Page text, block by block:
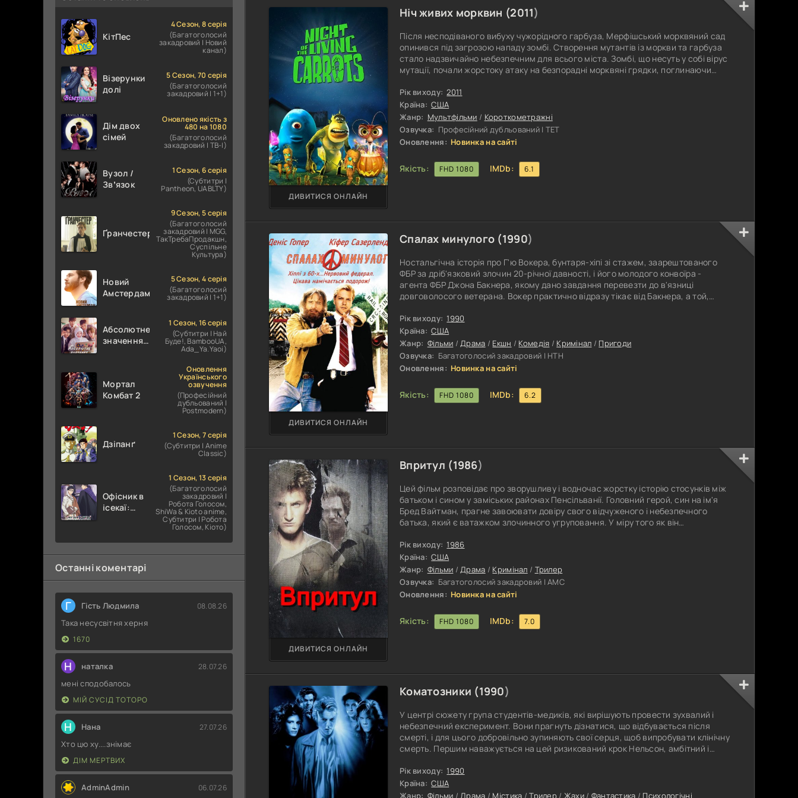
Ніч живих морквин (2011)
Після несподіваного вибуху чужорідного гарбуза, Мерфішський морквяний сад
опинився під загрозою нападу зомбі. Створення мутантів із моркви та гарбуза
стало надзвичайно небезпечним для всього міста. Зомбі, що несуть у собі вірус
мутації, почали жорстоку атаку на безпорадні морквяні грядки, поглинаючи
божевільних подій, змушені були боротися за виживання і захист свого
унікального саду від зловісних зомбі-мутантів.
Рік виходу: 2011
Країна: США
Жанр: Мультфільми / Короткометражні
Озвучка: Професійний дубльований | ТЕТ
Оновлення: Новинка на сайті
Якість: FHD 1080 IMDb: 6.1
ДИВИТИСЯ ОНЛАЙН
Спалах минулого (1990)
Ностальгічна історія про Г'ю Вокера, бунтаря-хіпі зі стажем, заарештованого
ФБР за дріб'язковий злочин 20-річної давності, і його молодого конвоїра -
агента ФБР Джона Бакнера, якому дано завдання перевезти до в'язниці
довговолосого ветерана. Вокер практично відразу тікає від Бакнера, а той,
Рік виходу: 1990
Країна: США
Жанр: Фільми /Драма / Екшн / Комедія / Кримінал / Пригоди
Озвучка: Багатоголосий закадровий | НТН
Оновлення: Новинка на сайті
Якість: FHD 1080 IMDb: 6.2
ДИВИТИСЯ ОНЛАЙН
Впритул (1986)
Цей фільм розповідає про зворушливу і водночас жорстку історію стосунків між
батьком і сином у заміських районах Пенсільванії. Головний герой, син на ім'я
Бред Вайтман, прагне завоювати довіру свого відчуженого і небезпечного
батька, який є ватажком злочинного угруповання. У міру того як він
боку батька і змушений зробити вибір між сімейними зобов'язаннями і своєю
власною совістю. Фільм дає змогу глядачам зануритися в
Рік виходу: 1986
Країна: США
Жанр: Фільми /Драма / Кримінал / Трилер
Озвучка: Багатоголосий закадровий | АМС
Оновлення: Новинка на сайті
Якість: FHD 1080 IMDb: 7.0
ДИВИТИСЯ ОНЛАЙН
Коматозники (1990)
У центрі сюжету група студентів-медиків, які вирішують провести зухвалий і
небезпечний експеримент. Вони прагнуть дізнатися, що відбувається після
смерті, і для цього добровільно зупиняють свої серця, щоб випробувати клінічну
смерть. Першим наважується на цей ризикований крок Нельсон, амбітний і
клінічної смерті, його бачення і переживання починають турбувати інших членів
групи. Натхненні його досвідом, інші студенти -
Рік виходу: 1990
Країна: США
Жанр: Фільми / Драма / Містика /Трилер/ Жахи/ Фантастика / Психологічні
КітПес
4 Сезон, 8 серія
(Багатоголосий
закадровий | Новий
канал)
Візерунки
долі
5 Сезон, 70 серія
(Багатоголосий
закадровий | 1+1)
Дім двох
сімей
Оновлено якість з
480 на 1080
(Багатоголосий
закадровий | ТВ-І)
Вузол /
Звʼязок
1 Сезон, 6 серія
(Субтитри |
Pantheon, UABLTY)
Ґранчестер
9 Сезон, 5 серія
(Багатоголосий
закадровий | MGG,
ТакТребаПродакшн,
Суспільне
Культура)
Новий
Амстердам
5 Сезон, 4 серія
(Багатоголосий
закадровий | 1+1)
Абсолютне
значення
романтики
1 Сезон, 16 серія
(Субтитри | Най
Буде!, BambooUA,
Ada_Ya.Yaoi)
Мортал
Комбат 2
Оновлення
Українського
озвучення
(Професійний
дубльований |
Postmodern)
Дзіпанґ
1 Сезон, 7 серія
(Субтитри | Anime
Classic)
Офісник в
ісекаї:
Світу
залежать
від
Корпоративного
1 Сезон, 13 серія
(Багатоголосий
закадровий |
Робота Голосом,
ShiWa & Kioto anime,
Субтитри | Робота
Голосом, Кіото)
Останні коментарі
Г Гість Людмила 08.08.26
Така несусвітня херня
1670
Н наталка 28.07.26
мені сподобалось
МІЙ СУСІД ТОТОРО
Н Нана 27.07.26
Хто цю ху....знімає
ДІМ МЕРТВИХ
AdminAdmin 06.07.26